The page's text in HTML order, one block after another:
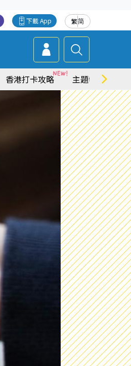
繁简
下載 App
香港打卡攻略 主題特集